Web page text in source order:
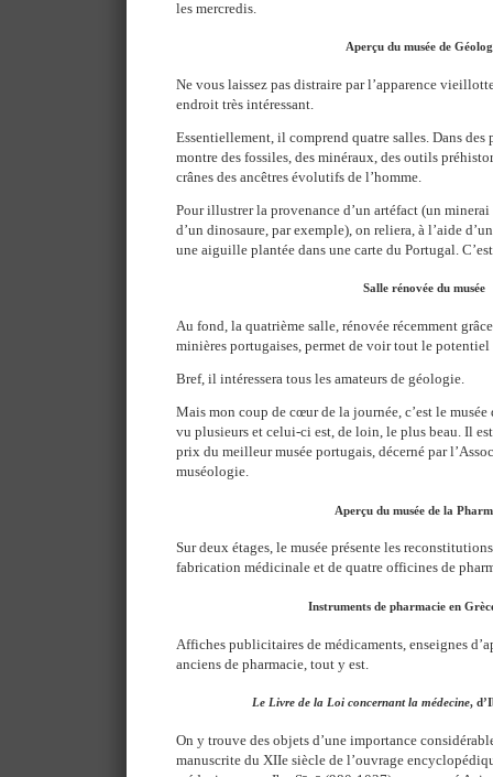
les mercredis.
Aperçu du musée de
Ne vous laissez pas distraire par l’apparence
endroit très intéressant.
Essentiellement, il comprend quatre salles. Dans des
montre des fossiles, des minéraux, des outils
crânes des ancêtres évolutifs de l’homme.
Pour illustrer la provenance d’un artéfact (un
d’un dinosaure, par exemple), on reliera, à l’aide
une aiguille plantée dans une carte du Portugal.
Salle rénovée du musée
Au fond, la quatrième salle, rénovée récemment
minières portugaises, permet de voir tout le potentiel
Bref, il intéressera tous les amateurs de géologie.
Mais mon coup de cœur de la journée, c’est le musée
vu plusieurs et celui-ci est, de loin, le plus beau. Il
prix du meilleur musée portugais, décerné par
muséologie.
Aperçu du musée de la
Sur deux étages, le musée présente les
fabrication médicinale et de quatre officines de
Instruments de pharmacie en
Affiches publicitaires de médicaments, enseignes
anciens de pharmacie, tout y est.
Le Livre de la Loi concernant la médecine,
On y trouve des objets d’une importance
manuscrite du XIIe siècle de l’ouvrage